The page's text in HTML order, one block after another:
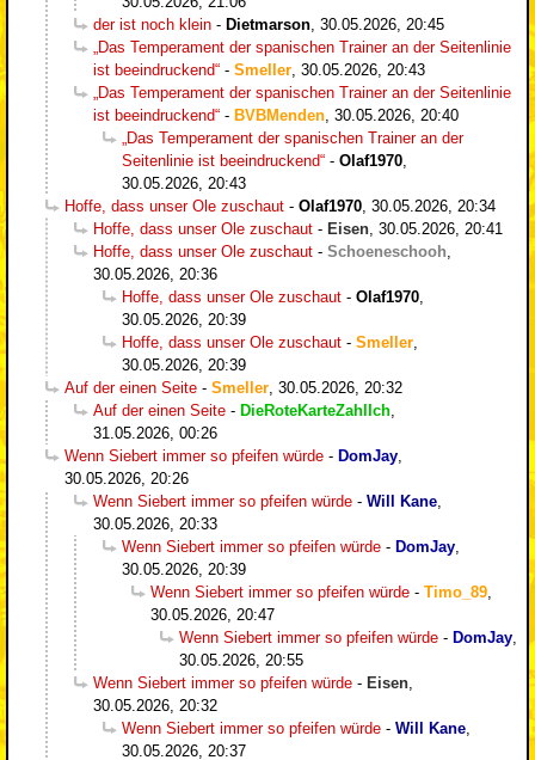
der ist noch klein - Dietmarson 30.05.2026, 20:45
„Das Temperament der spanischen Trainer an der Seitenlinie
ist beeindruckend“ - Smeller 30.05.2026, 20:43
„Das Temperament der spanischen Trainer an der Seitenlinie
ist beeindruckend“ - BVBMenden 30.05.2026, 20:40
„Das Temperament der spanischen Trainer an der
Seitenlinie ist beeindruckend“ - Olaf1970
30.05.2026, 20:43
Hoffe, dass unser Ole zuschaut - Olaf1970 30.05.2026, 20:34
Hoffe, dass unser Ole zuschaut - Eisen 30.05.2026, 20:41
Hoffe, dass unser Ole zuschaut - Schoeneschooh
30.05.2026, 20:36
Hoffe, dass unser Ole zuschaut - Olaf1970
30.05.2026, 20:39
Hoffe, dass unser Ole zuschaut - Smeller
30.05.2026, 20:39
Auf der einen Seite - Smeller 30.05.2026, 20:32
Auf der einen Seite - DieRoteKarteZahlIch
31.05.2026, 00:26
Wenn Siebert immer so pfeifen würde - DomJay
30.05.2026, 20:26
Wenn Siebert immer so pfeifen würde - Will Kane
30.05.2026, 20:33
Wenn Siebert immer so pfeifen würde - DomJay
30.05.2026, 20:39
Wenn Siebert immer so pfeifen würde - Timo_89
30.05.2026, 20:47
Wenn Siebert immer so pfeifen würde - DomJay
30.05.2026, 20:55
Wenn Siebert immer so pfeifen würde - Eisen
30.05.2026, 20:32
Wenn Siebert immer so pfeifen würde - Will Kane
30.05.2026, 20:37